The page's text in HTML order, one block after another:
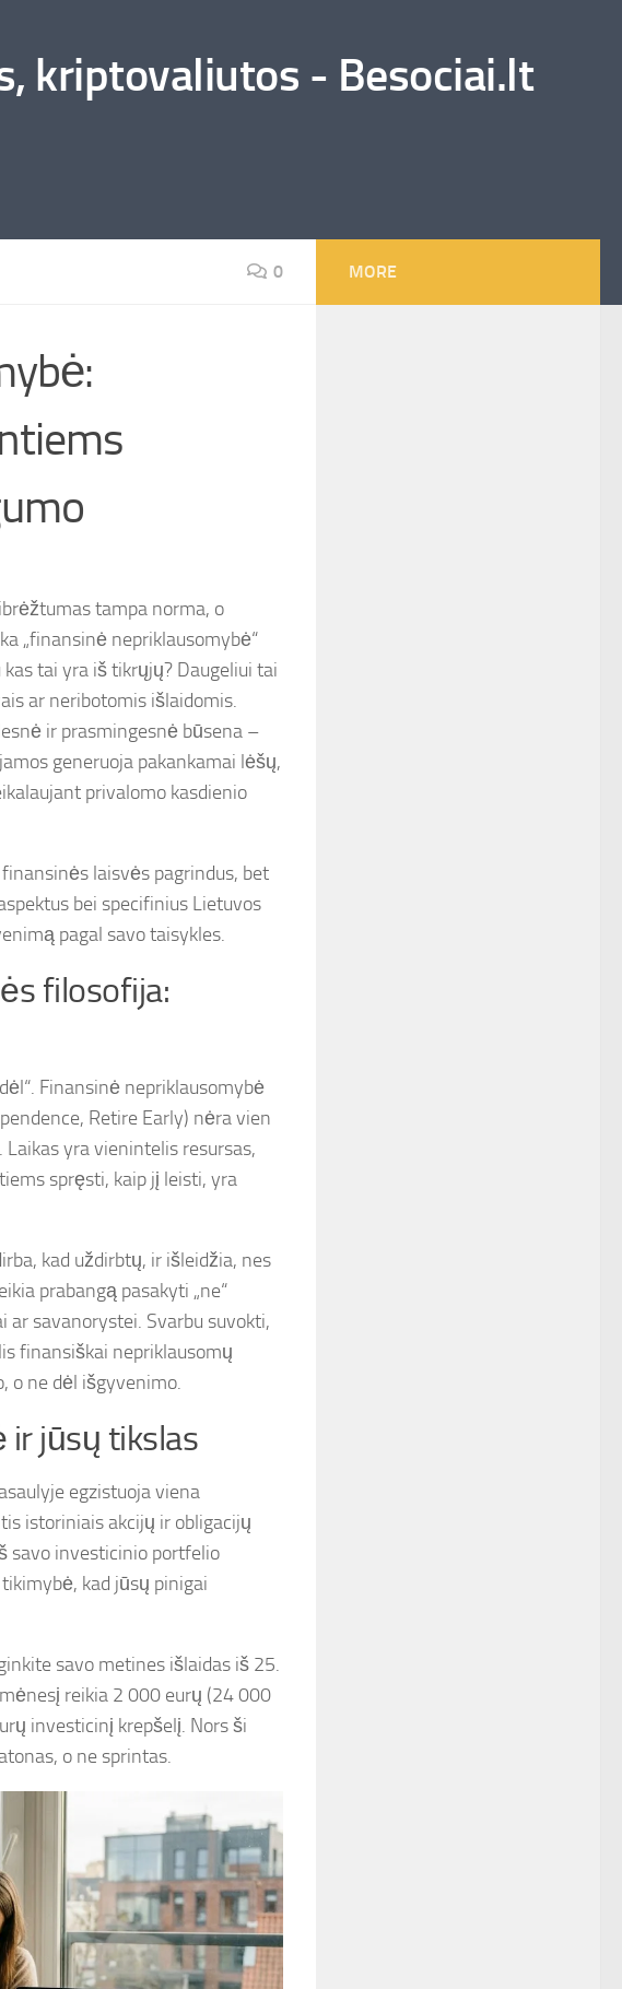
kriptovaliutos - Besociai.lt
0
tampa norma, o
„finansinė nepriklausomybė“
tai yra iš tikrųjų? Daugeliui tai
ar neribotomis išlaidomis.
ir prasmingesnė būsena –
generuoja pakankamai lėšų,
privalomo kasdienio
laisvės pagrindus, bet
bei specifinius Lietuvos
pagal savo taisykles.
filosofija:
Finansinė nepriklausomybė
Retire Early) nėra vien
yra vienintelis resursas,
spręsti, kaip jį leisti, yra
kad uždirbtų, ir išleidžia, nes
prabangą pasakyti „ne“
ar savanorystei. Svarbu suvokti,
finansiškai nepriklausomų
o ne dėl išgyvenimo.
ir jūsų tikslas
egzistuoja viena
istoriniais akcijų ir obligacijų
savo investicinio portfelio
kad jūsų pinigai
savo metines išlaidas iš 25.
reikia 2 000 eurų (24 000
investicinį krepšelį. Nors ši
o ne sprintas.
MORE